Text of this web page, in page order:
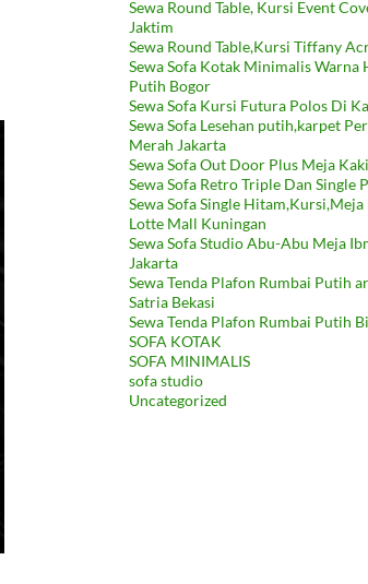
Sewa Round Table, Kursi Event
Jaktim
Sewa Round Table,Kursi Tiffany
Sewa Sofa Kotak Minimalis Warna
Putih Bogor
Sewa Sofa Kursi Futura Polos Di
Sewa Sofa Lesehan putih,karpet
Merah Jakarta
Sewa Sofa Out Door Plus Meja
Sewa Sofa Retro Triple Dan Single
Sewa Sofa Single Hitam,Kursi,Meja
Lotte Mall Kuningan
Sewa Sofa Studio Abu-Abu Meja
Jakarta
Sewa Tenda Plafon Rumbai Putih
Satria Bekasi
Sewa Tenda Plafon Rumbai Putih
SOFA KOTAK
SOFA MINIMALIS
sofa studio
Uncategorized